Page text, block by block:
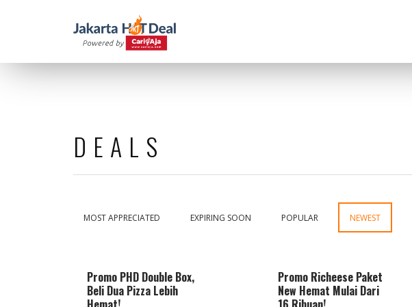
DEALS
MOST APPRECIATED EXPIRING SOON POPULAR NEWEST
Promo PHD Double Box,
Beli Dua Pizza Lebih
Promo Richeese Paket
New Hemat Mulai Dari